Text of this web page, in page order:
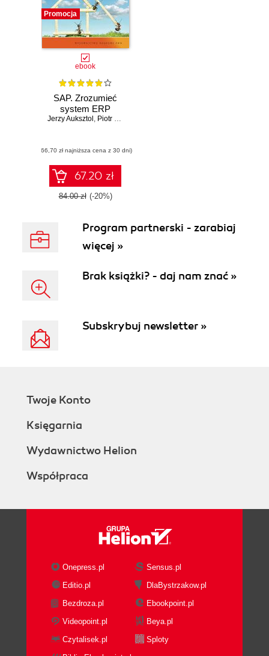
Promocja
ebook
SAP. Zrozumieć
system ERP
Jerzy Auksztol , Piotr Balwierz
(66,70 zł najniższa cena z 30 dni)
67.20 zł
84.00 zł (-20%)
Program partnerski - zarabiaj
więcej »
Brak książki? - daj nam znać »
Subskrybuj newsletter »
Twoje Konto
Księgarnia
Wydawnictwo Helion
Współpraca
Onepress.pl
Sensus.pl
Editio.pl
DlaBystrzakow.pl
Bezdroza.pl
Ebookpoint.pl
Videopoint.pl
Beya.pl
Czytalisek.pl
Sploty